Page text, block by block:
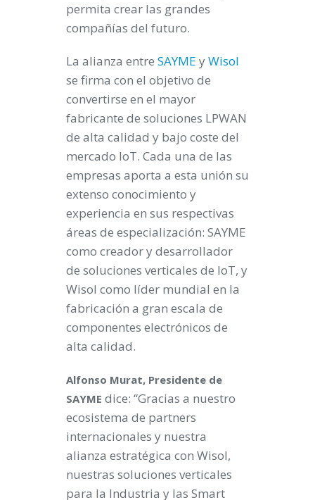
permita crear las grandes
compañías del futuro.
La alianza entre SAYME yWisol
se firma con el objetivo de
convertirse en el mayor
fabricante de soluciones LPWAN
de alta calidad y bajo coste del
mercado IoT. Cada una de las
empresas aporta a esta unión su
extenso conocimiento y
experiencia en sus respectivas
áreas de especialización: SAYME
como creador y desarrollador
de soluciones verticales de IoT, y
Wisol como líder mundial en la
fabricación a gran escala de
componentes electrónicos de
alta calidad.
Alfonso Murat, Presidente de
SAYME dice: “Gracias a nuestro
ecosistema de partners
internacionales y nuestra
alianza estratégica con Wisol,
nuestras soluciones verticales
para la Industria y las Smart